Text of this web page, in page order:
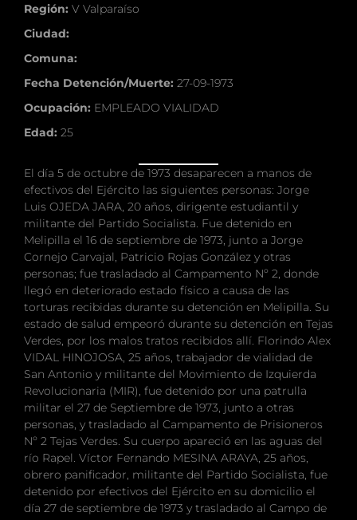
Región: V Valparaíso
Ciudad:
Comuna:
Fecha Detención/Muerte: 27-09-1973
Ocupación: EMPLEADO VIALIDAD
Edad: 25
El día 5 de octubre de 1973 desaparecen a manos de
efectivos del Ejército las siguientes personas: Jorge
Luis OJEDA JARA, 20 años, dirigente estudiantil y
militante del Partido Socialista. Fue detenido en
Melipilla el 16 de septiembre de 1973, junto a Jorge
Cornejo Carvajal, Patricio Rojas González y otras
personas; fue trasladado al Campamento Nº 2, donde
llegó en deteriorado estado físico a causa de las
torturas recibidas durante su detención en Melipilla. Su
estado de salud empeoró durante su detención en Tejas
Verdes, por los malos tratos recibidos allí. Florindo Alex
VIDAL HINOJOSA, 25 años, trabajador de vialidad de
San Antonio y militante del Movimiento de Izquierda
Revolucionaria (MIR), fue detenido por una patrulla
militar el 27 de Septiembre de 1973, junto a otras
personas, y trasladado al Campamento de Prisioneros
Nº 2 Tejas Verdes. Su cuerpo apareció en las aguas del
río Rapel. Víctor Fernando MESINA ARAYA, 25 años,
obrero panificador, militante del Partido Socialista, fue
detenido por efectivos del Ejército en su domicilio el
día 27 de septiembre de 1973 y trasladado al Campo de